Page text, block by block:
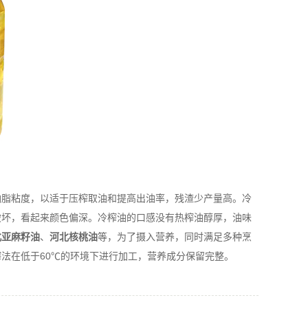
度，以适于压榨取油和提高出油率，残渣少产量高。冷
，看起来颜色偏深。冷榨油的口感没有热榨油醇厚，油味
麻籽油、 河北核桃油等，为了摄入营养，同时满足多种烹
在低于60℃的环境下进行加工，营养成分保留完整。